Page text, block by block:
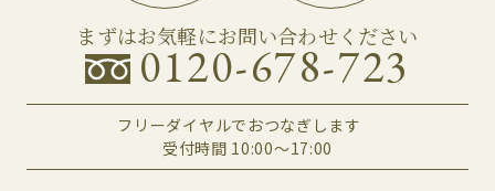
まずはお気軽にお問い合わせください
0120-678-723
フリーダイヤルでおつなぎします
受付時間 10:00～17:00